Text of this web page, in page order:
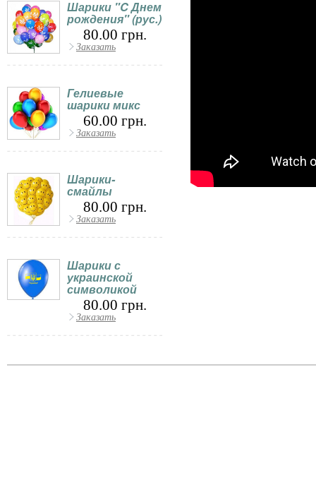
Шарики "C Днем
рождения" (рус.)
80.00 грн.
Заказать
Гелиевые
шарики микс
60.00 грн.
Заказать
Шарики-
смайлы
80.00 грн.
Заказать
Шарики с
украинской
символикой
80.00 грн.
Заказать